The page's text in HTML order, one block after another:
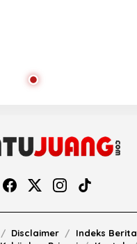
Disclaimer
Indeks Berita